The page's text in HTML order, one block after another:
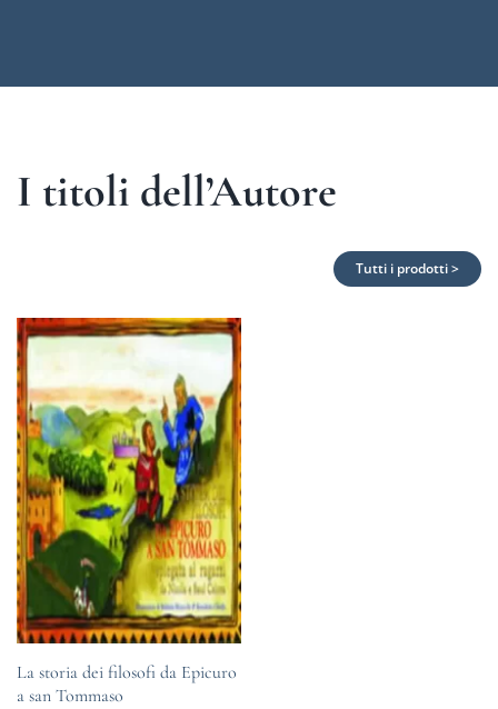
I titoli dell’Autore
Tutti i prodotti >
La storia dei filosofi da Epicuro
a san Tommaso